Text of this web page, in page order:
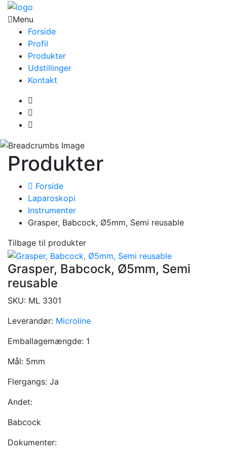
Menu
Forside
Profil
Produkter
Udstillinger
Kontakt
Produkter
Forside
Laparoskopi
Instrumenter
Grasper, Babcock, Ø5mm, Semi reusable
Tilbage til produkter
Grasper, Babcock, Ø5mm, Semi
reusable
SKU: ML 3301
Leverandør: Microline
Emballagemængde: 1
Mål: 5mm
Flergangs: Ja
Andet:
Babcock
Dokumenter: